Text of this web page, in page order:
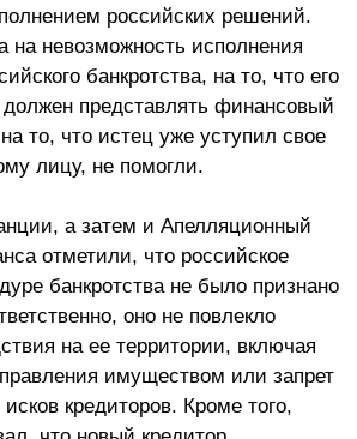
российских решений.
на невозможность исполнения
банкротства, на то, что его
должен представлять финансовый
то, что истец уже уступил свое
лицу, не помогли.
а затем и Апелляционный
отметили, что российское
банкротства не было признано
оно не повлекло
на ее территории, включая
имуществом или запрет
кредиторов. Кроме того,